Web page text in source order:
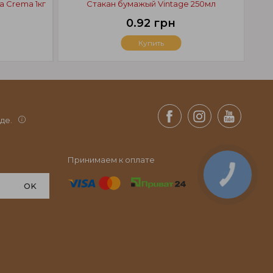
Стакан бумажый Vintage 250мл
0.92 грн
Купить
Crema 1кг
OK
Принимаем к оплате
КНОПКА
СВЯЗИ